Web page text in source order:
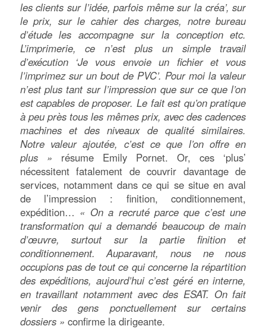
les clients sur l’idée, parfois même sur la créa’, sur
le prix, sur le cahier des charges, notre bureau
d’étude les accompagne sur la conception etc.
L’imprimerie, ce n’est plus un simple travail
d’exécution ‘Je vous envoie un fichier et vous
l’imprimez sur un bout de PVC’. Pour moi la valeur
n’est plus tant sur l’impression que sur ce que l’on
est capables de proposer. Le fait est qu’on pratique
à peu près tous les mêmes prix, avec des cadences
machines et des niveaux de qualité similaires.
Notre valeur ajoutée, c’est ce que l’on offre en
plus » résume Emily Pornet. Or, ces ‘plus’
nécessitent fatalement de couvrir davantage de
services, notamment dans ce qui se situe en aval
de l’impression : finition, conditionnement,
expédition… « On a recruté parce que c’est une
transformation qui a demandé beaucoup de main
d’œuvre, surtout sur la partie finition et
conditionnement. Auparavant, nous ne nous
occupions pas de tout ce qui concerne la répartition
des expéditions, aujourd’hui c’est géré en interne,
en travaillant notamment avec des ESAT. On fait
venir des gens ponctuellement sur certains
dossiers » confirme la dirigeante.